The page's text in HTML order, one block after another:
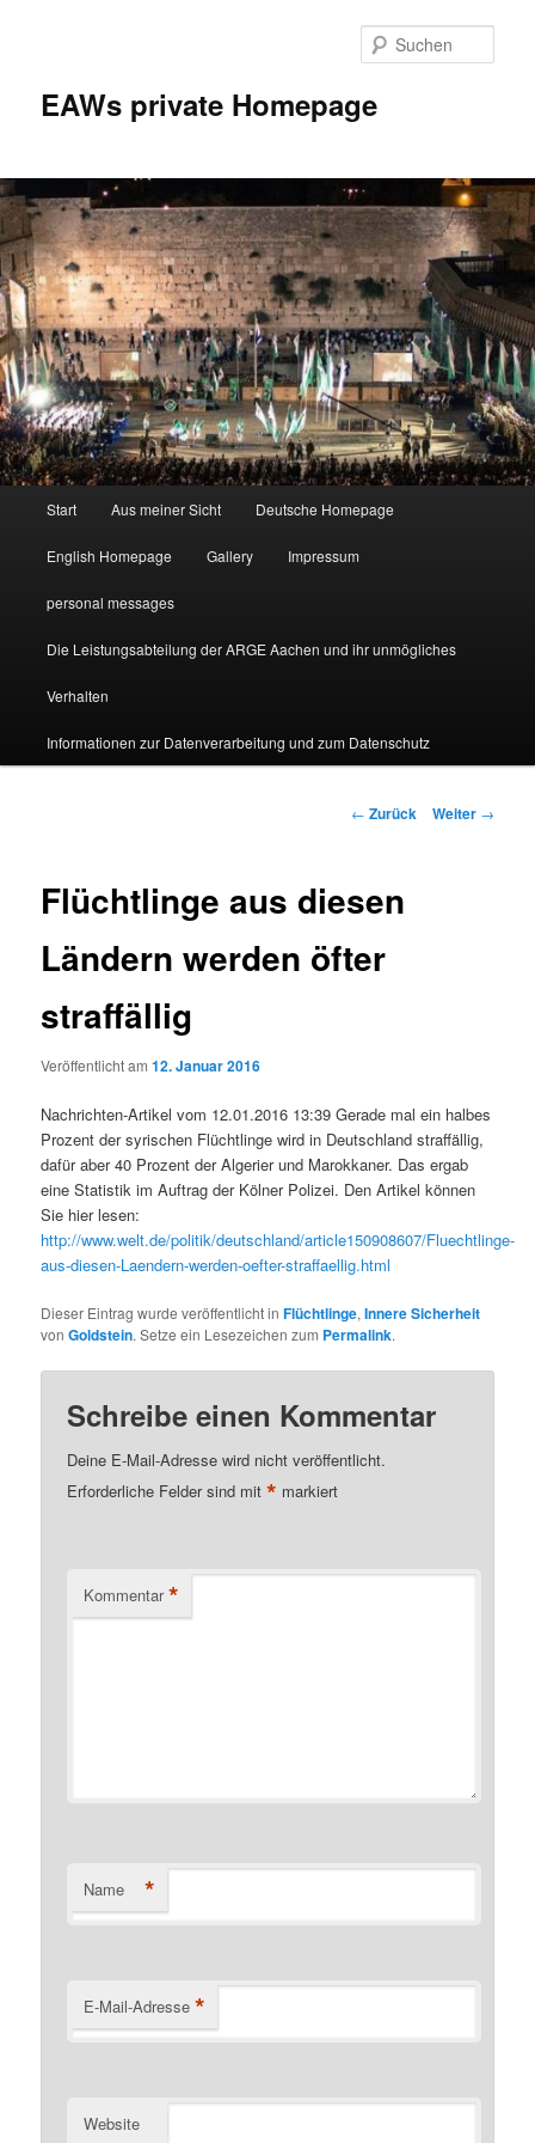
EAWs private Homepage
Start Aus meiner Sicht Deutsche Homepage
English Homepage Gallery Impressum
personal messages
Die Leistungsabteilung der ARGE Aachen und ihr unmögliches
Verhalten
Informationen zur Datenverarbeitung und zum Datenschutz
Beitragsnavigation
← Zurück Weiter →
Flüchtlinge aus diesen
Ländern werden öfter
straffällig
Veröffentlicht am12. Januar 2016
Nachrichten-Artikel vom 12.01.2016 13:39 Gerade mal ein halbes
Prozent der syrischen Flüchtlinge wird in Deutschland straffällig,
dafür aber 40 Prozent der Algerier und Marokkaner. Das ergab
eine Statistik im Auftrag der Kölner Polizei. Den Artikel können
Sie hier lesen:
http://www.welt.de/politik/deutschland/article150908607/Fluechtlinge-
aus-diesen-Laendern-werden-oefter-straffaellig.html
Dieser Eintrag wurde veröffentlicht inFlüchtlinge,Innere Sicherheit
vonGoldstein. Setze ein Lesezeichen zum Permalink.
Schreibe einen Kommentar
Deine E-Mail-Adresse wird nicht veröffentlicht.
Erforderliche Felder sind mit* markiert
Kommentar *
Name *
E-Mail-Adresse *
Website